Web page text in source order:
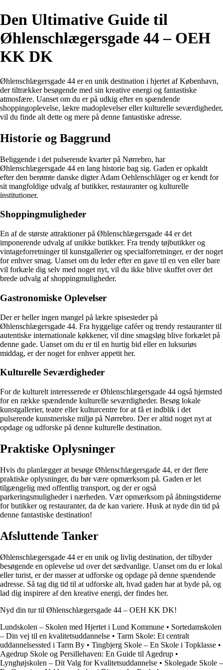
Den Ultimative Guide til
Øhlenschlægersgade 44 – OEH
KK DK
Øhlenschlægersgade 44 er en unik destination i hjertet af København,
der tiltrækker besøgende med sin kreative energi og fantastiske
atmosfære. Uanset om du er på udkig efter en spændende
shoppingoplevelse, lækre madoplevelser eller kulturelle seværdigheder,
vil du finde alt dette og mere på denne fantastiske adresse.
Historie og Baggrund
Beliggende i det pulserende kvarter på Nørrebro, har
Øhlenschlægersgade 44 en lang historie bag sig. Gaden er opkaldt
efter den berømte danske digter Adam Oehlenschläger og er kendt for
sit mangfoldige udvalg af butikker, restauranter og kulturelle
institutioner.
Shoppingmuligheder
En af de største attraktioner på Øhlenschlægersgade 44 er det
imponerende udvalg af unikke butikker. Fra trendy tøjbutikker og
vintageforretninger til kunstgallerier og specialforretninger, er der noget
for enhver smag. Uanset om du leder efter en gave til en ven eller bare
vil forkæle dig selv med noget nyt, vil du ikke blive skuffet over det
brede udvalg af shoppingmuligheder.
Gastronomiske Oplevelser
Der er heller ingen mangel på lækre spisesteder på
Øhlenschlægersgade 44. Fra hyggelige caféer og trendy restauranter til
autentiske internationale køkkener, vil dine smagsløg blive forkælet på
denne gade. Uanset om du er til en hurtig bid eller en luksuriøs
middag, er der noget for enhver appetit her.
Kulturelle Seværdigheder
For de kulturelt interesserede er Øhlenschlægersgade 44 også hjemsted
for en række spændende kulturelle seværdigheder. Besøg lokale
kunstgallerier, teatre eller kulturcentre for at få et indblik i det
pulserende kunstneriske miljø på Nørrebro. Der er altid noget nyt at
opdage og udforske på denne kulturelle destination.
Praktiske Oplysninger
Hvis du planlægger at besøge Øhlenschlægersgade 44, er der flere
praktiske oplysninger, du bør være opmærksom på. Gaden er let
tilgængelig med offentlig transport, og der er også
parkeringsmuligheder i nærheden. Vær opmærksom på åbningstiderne
for butikker og restauranter, da de kan variere. Husk at nyde din tid på
denne fantastiske destination!
Afsluttende Tanker
Øhlenschlægersgade 44 er en unik og livlig destination, der tilbyder
besøgende en oplevelse ud over det sædvanlige. Uanset om du er lokal
eller turist, er der masser at udforske og opdage på denne spændende
adresse. Så tag dig tid til at udforske alt, hvad gaden har at byde på, og
lad dig inspirere af den kreative energi, der findes her.
Nyd din tur til Øhlenschlægersgade 44 – OEH KK DK!
Lundskolen – Skolen med Hjertet i Lund Kommune • Sortedamskolen
– Din vej til en kvalitetsuddannelse • Tarm Skole: Et centralt
uddannelsessted i Tarm By • Tingbjerg Skole – En Skole i Topklasse •
Agedrup Skole og Persillehaven: En Guide til Agedrup •
Lynghøjskolen – Dit Valg for Kvalitetsuddannelse • Skolegade Skole –